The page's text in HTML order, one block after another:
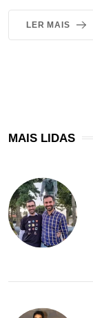
LER MAIS
MAIS LIDAS